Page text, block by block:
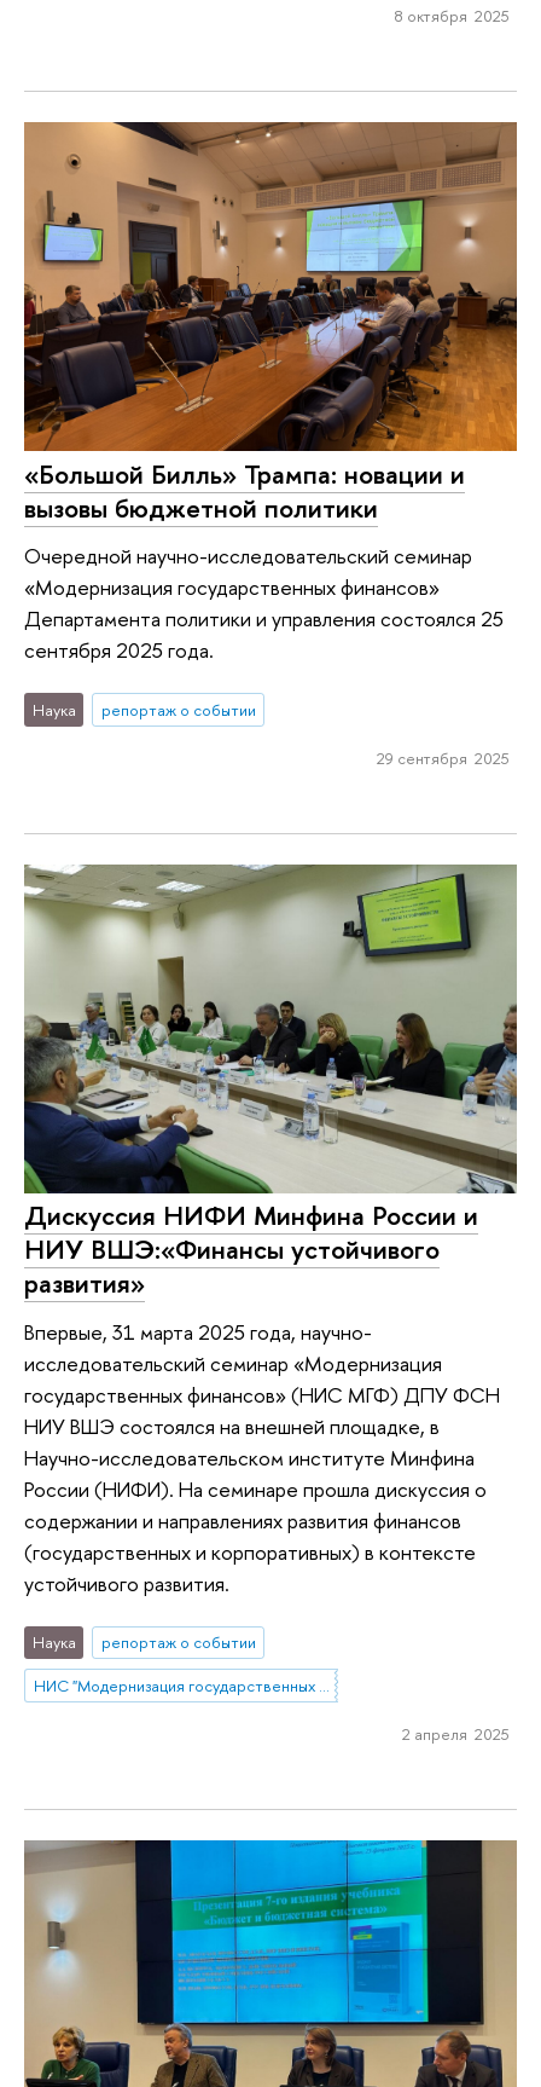
8 октября 2025
«Большой Билль» Трампа: новации и
вызовы бюджетной политики
Очередной научно-исследовательский семинар
«Модернизация государственных финансов»
Департамента политики и управления состоялся 25
сентября 2025 года.
Наука репортаж о событии
29 сентября 2025
Дискуссия НИФИ Минфина России и
НИУ ВШЭ:«Финансы устойчивого
развития»
Впервые, 31 марта 2025 года, научно-
исследовательский семинар «Модернизация
государственных финансов» (НИС МГФ) ДПУ ФСН
НИУ ВШЭ состоялся на внешней площадке, в
Научно-исследовательском институте Минфина
России (НИФИ). На семинаре прошла дискуссия о
содержании и направлениях развития финансов
(государственных и корпоративных) в контексте
устойчивого развития.
Наука
репортаж о событии
НИС "Модернизация государственных финансов"
2 апреля 2025